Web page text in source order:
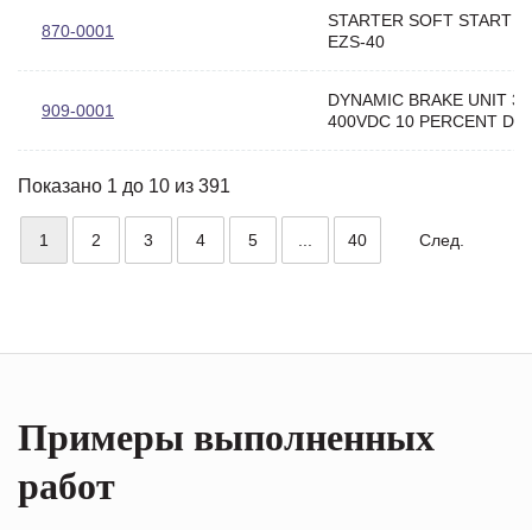
870-0001
STARTER SOFT START
EZS-40
909-0001
DYNAMIC BRAKE UNIT
400VDC 10 PERCENT
Показано 1 до 10 из 391
1 2 3 4 5 40 След.
Примеры выполненных
работ